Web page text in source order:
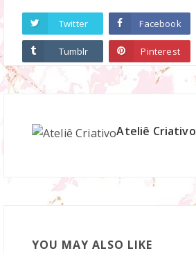
Twitter Facebook
Tumblr Pinterest
Ateliê Criativo
YOU MAY ALSO LIKE